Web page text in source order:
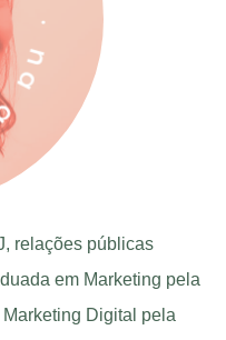
relações públicas
em Marketing pela
Digital pela